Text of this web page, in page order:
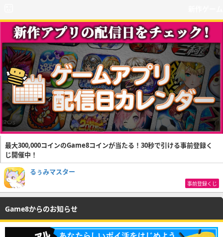
最大300,000コインのGame8コインが当たる！30秒で引ける事前登録く
じ開催中！
るぅみマスター
事前登録くじ
Game8からのお知らせ